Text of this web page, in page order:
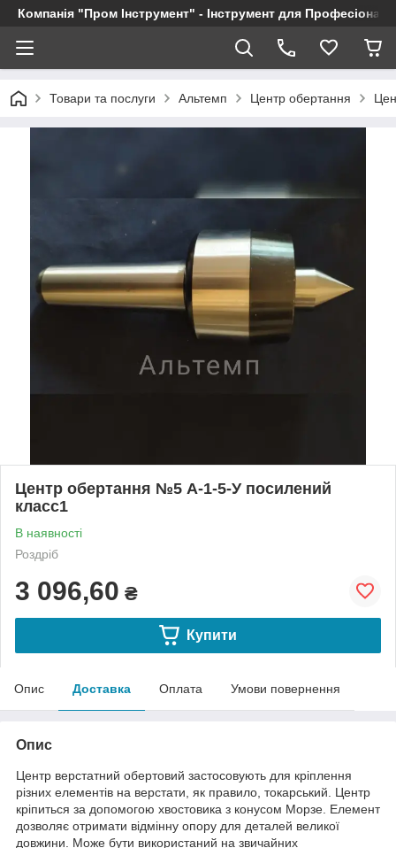
Компанія "Пром Інструмент" - Інструмент для
Товари та послуги Альтемп Центр обертання
Центр обертання №5 А-1-5-У посилений
класс1
В наявності
Роздріб
3 096,60 ₴
Купити
Опис Доставка Оплата Умови повернення
Опис
Центр верстатний обертовий застосовують для кріплення
різних елементів на верстати, як правило, токарський. Центр
кріпиться за допомогою хвостовика з конусом Морзе. Елемент
дозволяє отримати відмінну опору для деталей великої
довжини. Може бути використаний на звичайних